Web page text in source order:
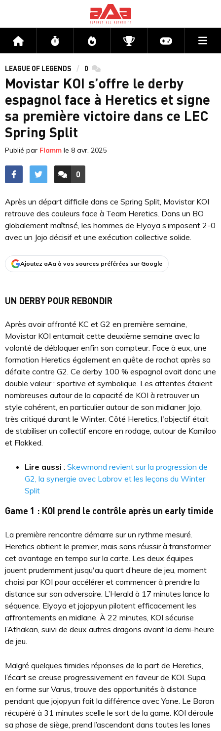
Accueil Flux Directs CompétitionsActu jeux
LEAGUE OF LEGENDS 0 commentaires
Movistar KOI s’offre le derby
espagnol face à Heretics et signe
sa première victoire dans ce LEC
Spring Split
Publié par Flamm le 8 avr. 2025
ACCÉDER AUX
0
COMMENTAIRES
Après un départ difficile dans ce Spring Split, Movistar KOI
retrouve des couleurs face à Team Heretics. Dans un BO
globalement maîtrisé, les hommes de Elyoya s’imposent 2-0
avec un Jojo décisif et une exécution collective solide.
Ajoutez aAa à vos sources préférées sur Google
UN DERBY POUR REBONDIR
Après avoir affronté KC et G2 en première semaine,
Movistar KOI entamait cette deuxième semaine avec la
volonté de débloquer enfin son compteur. Face à eux, une
formation Heretics également en quête de rachat après sa
défaite contre G2. Ce derby 100 % espagnol avait donc une
double valeur : sportive et symbolique. Les attentes étaient
nombreuses autour de la capacité de KOI à retrouver un
style cohérent, en particulier autour de son midlaner Jojo,
très critiqué durant le Winter. Côté Heretics, l'objectif était
de stabiliser un collectif encore en rodage, autour de Kamiloo
et Flakked.
Lire aussi : Skewmond revient sur la progression de
G2, la synergie avec Labrov et les leçons du Winter
Split
Game 1 : KOI prend le contrôle après un early timide
La première rencontre démarre sur un rythme mesuré.
Heretics obtient le premier, mais sans réussir à transformer
cet avantage en tempo sur la carte. Les deux équipes
jouent prudemment jusqu'au quart d’heure de jeu, moment
choisi par KOI pour accélérer et commencer à prendre la
distance sur son adversaire. L’Herald à 17 minutes lance la
séquence. Elyoya et jojopyun pilotent efficacement les
affrontements en midlane. À 22 minutes, KOI sécurise
l’Athakan, suivi de deux autres dragons avant la demi-heure
de jeu.
Malgré quelques timides réponses de la part de Heretics,
l’écart se creuse progressivement en faveur de KOI. Supa,
en forme sur Varus, trouve des opportunités à distance
pendant que jojopyun fait la différence avec Yone. Le Baron
récupéré à 31 minutes scelle le sort de la game. KOI déroule
sa phase de siège, prend l’ascendant dans toutes les lanes